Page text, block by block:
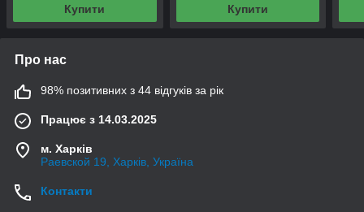
Купити Купити
Про нас
98% позитивних з 44 відгуків за рік
Працює з 14.03.2025
м. Харків
Раевской 19, Харків, Україна
Контакти